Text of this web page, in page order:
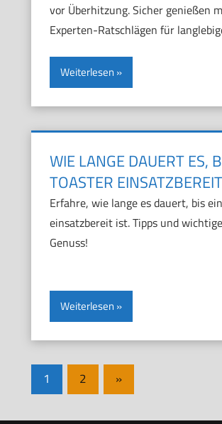
vor Überhitzung. Sicher genießen
Experten-Ratschlägen für
Weiterlesen
WIE LANGE DAUERT ES,
TOASTER
Erfahre, wie lange es dauert, bis
einsatzbereit ist. Tipps und
Genuss!
Weiterlesen
Seitennummerierung
1 2
Nächste
Beiträge
»